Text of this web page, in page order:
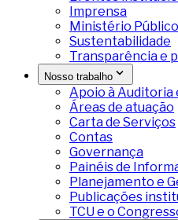
Imprensa
Ministério
Sustentabilidade
Transparência e
Nosso trabalho
Apoio à Auditoria
Áreas de atuação
Carta de Serviços
Contas
Governança
Painéis de
Planejamento e
Publicações
TCU e o